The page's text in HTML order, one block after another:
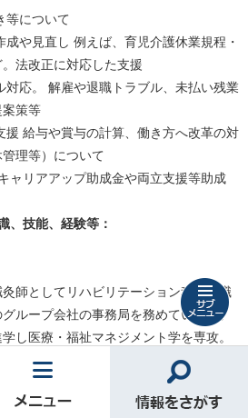
松
阪
市
産
支
等について
や見直し 例えば、育児介護休業規程・
法改正に対応した支援
対応。 解雇や退職トラブル、未払い残業
策等
援 給与や賞与の計算、働き方へ改革の対
理等）について
ャリアアップ助成金や両立支援等助成
、技能、経験等：
師としてリハビリテーション科に入職
ループ会社の事務局を務めています。
し医療・福祉マネジメント学を専攻。
こなしてきました。その後、ケアマネ
談支援専門員として従事し、令和5年
事務を開業しています。専門分野は医療